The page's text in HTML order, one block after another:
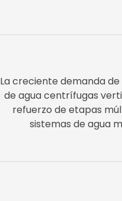
La creciente demanda
de agua centrífugas
refuerzo de etapas
sistemas de agua